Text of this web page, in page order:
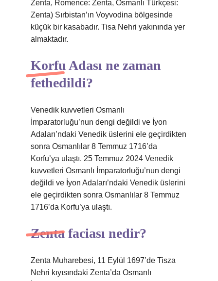
Zenta, Romence: Zenta, Osmanlı Türkçesi:
Zenta) Sırbistan’ın Voyvodina bölgesinde
küçük bir kasabadır. Tisa Nehri yakınında yer
almaktadır.
Korfu Adası ne zaman
fethedildi?
Venedik kuvvetleri Osmanlı
İmparatorluğu’nun dengi değildi ve İyon
Adaları’ndaki Venedik üslerini ele geçirdikten
sonra Osmanlılar 8 Temmuz 1716’da
Korfu’ya ulaştı. 25 Temmuz 2024 Venedik
kuvvetleri Osmanlı İmparatorluğu’nun dengi
değildi ve İyon Adaları’ndaki Venedik üslerini
ele geçirdikten sonra Osmanlılar 8 Temmuz
1716’da Korfu’ya ulaştı.
Zenta faciası nedir?
Zenta Muharebesi, 11 Eylül 1697’de Tisza
Nehri kıyısındaki Zenta’da Osmanlı